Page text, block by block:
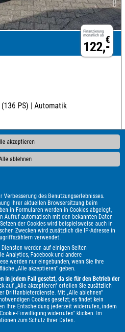
akzeptieren
ablehnen
Verbesserung des Benutzungserlebnisses.
Ihrer aktuellen Browsersitzung beim
in Formularen werden in Cookies abgelegt,
Aufruf automatisch mit den bekannten Daten
der Cookies wird beispielsweise auch in
Zwecken wird zusätzlich die IP-Adresse in
verwendet.
werden auf einigen Seiten
Analytics, Facebook und andere
werden nur eingebunden, wenn Sie Ihre
„Alle akzeptieren" geben.
in jedem Fall gesetzt, da sie für den Betrieb der
auf „Alle akzeptieren" erteilen Sie zusätzlich
Drittanbieterdienste. Mit „Alle ablehnen"
Cookies gesetzt; es findet kein
Ihre Entscheidung jederzeit widerrufen, indem
Einwilligung widerrufen" klicken. Im
zum Schutz Ihrer Daten.
Finanzierung
monatlich ab €
122,-
PS) | Automatik